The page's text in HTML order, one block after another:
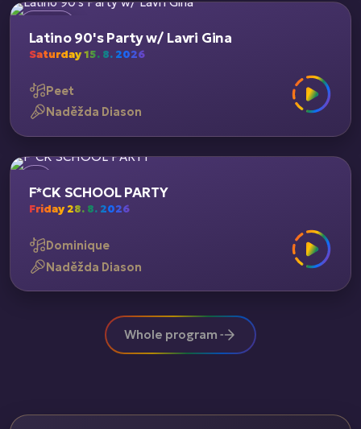
Latino 90's Party w/ Lavri Gina
Saturday 15. 8. 2026
Peet
Naděžda Diason
F*CK SCHOOL PARTY
Friday 28. 8. 2026
Dominique
Naděžda Diason
Whole program